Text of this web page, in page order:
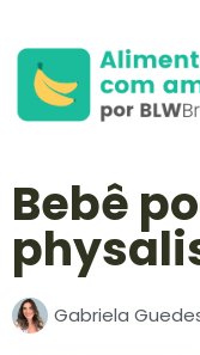
Bebê
Gabriela